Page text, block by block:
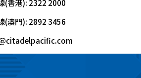
(香港): 2322 2000
(澳門): 2892 3456